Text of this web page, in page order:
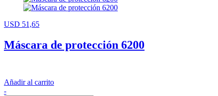
USD 51,65
Máscara de protección 6200
Añadir al carrito
-